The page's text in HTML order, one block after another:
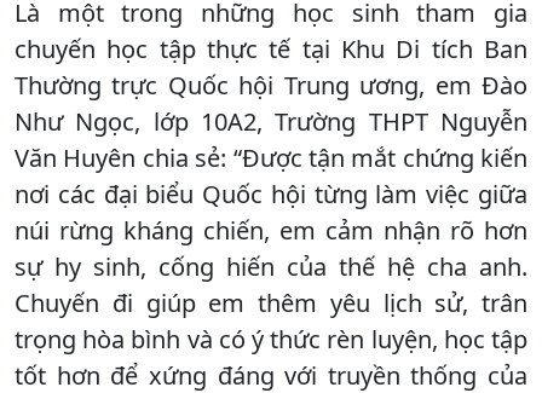
Là một trong những học sinh tham gia
chuyến học tập thực tế tại Khu Di tích Ban
Thường trực Quốc hội Trung ương, em Đào
Như Ngọc, lớp 10A2, Trường THPT Nguyễn
Văn Huyên chia sẻ: “Được tận mắt chứng kiến
nơi các đại biểu Quốc hội từng làm việc giữa
núi rừng kháng chiến, em cảm nhận rõ hơn
sự hy sinh, cống hiến của thế hệ cha anh.
Chuyến đi giúp em thêm yêu lịch sử, trân
trọng hòa bình và có ý thức rèn luyện, học tập
tốt hơn để xứng đáng với truyền thống của